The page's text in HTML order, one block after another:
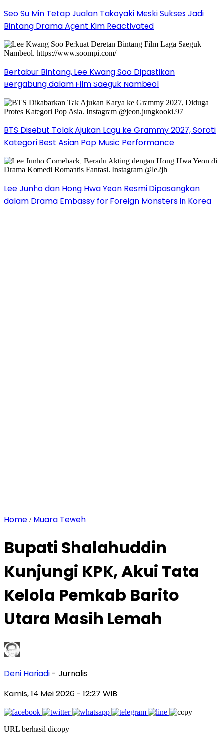
Seo Su Min Tetap Jualan Takoyaki Meski Sukses Jadi
Bintang Drama Agent Kim Reactivated
Bertabur Bintang, Lee Kwang Soo Dipastikan
Bergabung dalam Film Saeguk Nambeol
BTS Disebut Tolak Ajukan Lagu ke Grammy 2027, Soroti
Kategori Best Asian Pop Music Performance
Lee Junho dan Hong Hwa Yeon Resmi Dipasangkan
dalam Drama Embassy for Foreign Monsters in Korea
Home / Muara Teweh
Bupati Shalahuddin
Kunjungi KPK, Akui Tata
Kelola Pemkab Barito
Utara Masih Lemah
Deni Hariadi - Jurnalis
Kamis, 14 Mei 2026 - 12:27 WIB
URL berhasil dicopy